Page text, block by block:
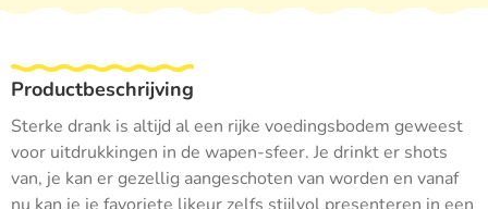
Productbeschrijving
Sterke drank is altijd al een rijke voedingsbodem geweest
voor uitdrukkingen in de wapen-sfeer. Je drinkt er shots
van, je kan er gezellig aangeschoten van worden en vanaf